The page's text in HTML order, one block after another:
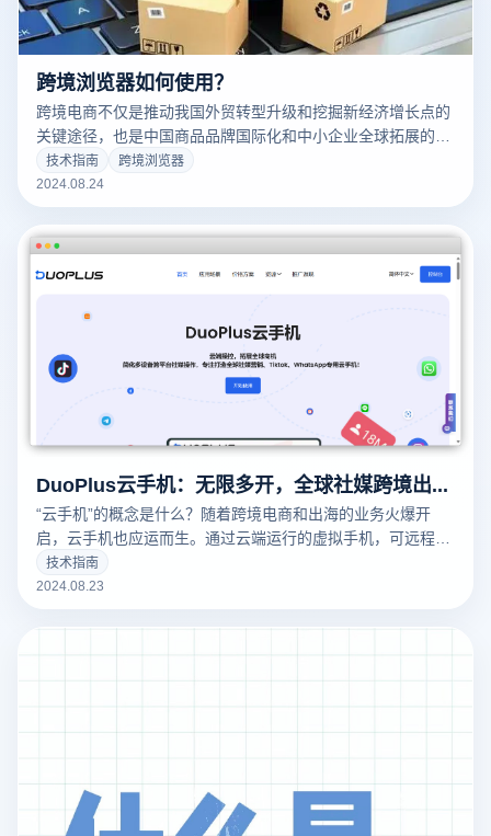
跨境浏览器如何使用？
跨境电商不仅是推动我国外贸转型升级和挖掘新经济增长点的
关键途径，也是中国商品品牌国际化和中小企业全球拓展的重
要方式。目前，随着一系列新优惠政策的推出，跨境电商正在
迎来新的发展机遇。在商店管理方面，商家往往需要管理多个
商店，为了实现多人商店的安全管理和高效运营，跨境电商浏
览器普遍使用VPS设备和指纹浏览器技术，以降低企业成本。
技术指南
跨境浏览器
2024.08.24
DuoPlus云手机：无限多开，全球社媒跨境出海无限可能！
“云手机”的概念是什么？随着跨境电商和出海的业务火爆开
启，云手机也应运而生。通过云端运行的虚拟手机，可远程在
PC端和手机端一键操控，脱离实体手机的限制，实现一台变
多台。每台云手机的界面与实体手机所展现的画面内容一致，
业务推广等等。无需购买多台实体手机，一人即可在电脑网页
技术指南
2024.08.23